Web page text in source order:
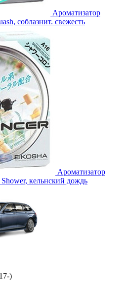
Ароматизатор
соблазнит. свежесть
Ароматизатор
кельнский дождь
)